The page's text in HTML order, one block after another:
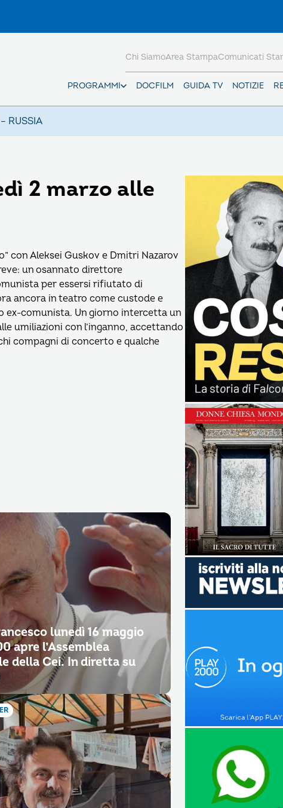
PROGRAMMI DOCFILM GUIDA TV NOTIZIE
Chi SiamoArea StampaComunicati
RUSSIA
2 marzo alle
con Aleksei Guskov e Dmitri Nazarov
un osannato direttore
per essersi rifiutato di
ancora in teatro come custode e
ex-comunista. Un giorno intercetta un
umiliazioni con l’inganno, accettando
compagni di concerto e qualche
lunedì 16 maggio
apre l’Assemblea
della Cei. In diretta su